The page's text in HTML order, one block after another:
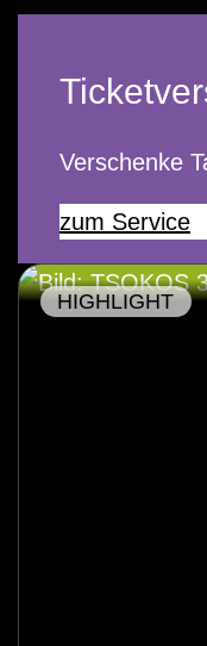
Verschenke
zum Service
HIGHLIGHT